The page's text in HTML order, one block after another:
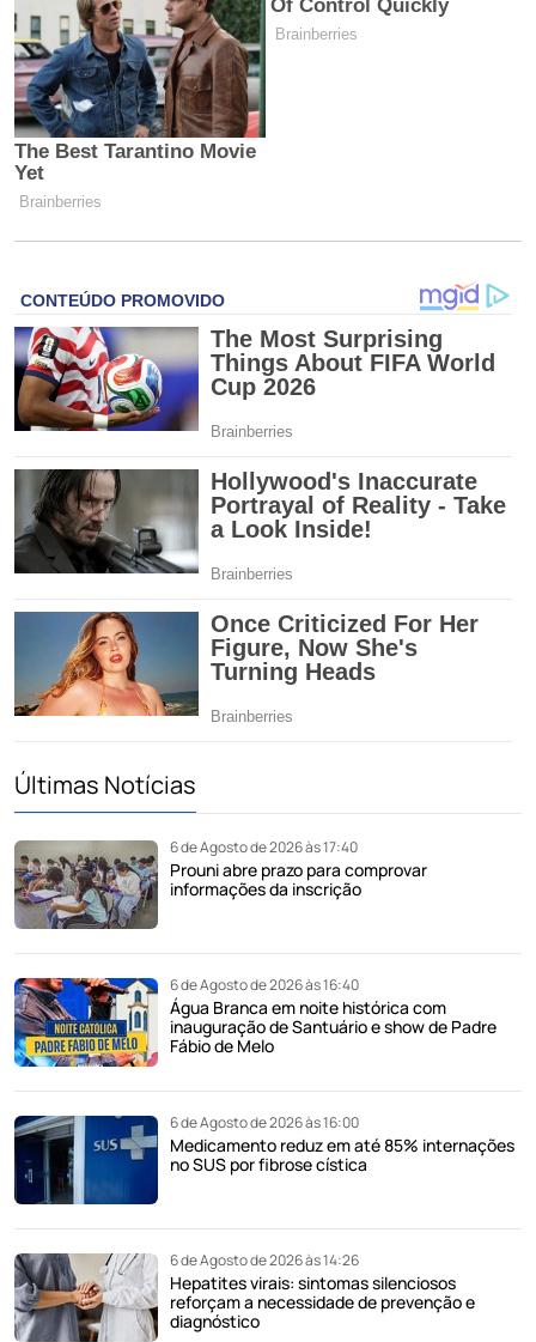
Últimas Notícias
6 de Agosto de 2026 às 17:40
Prouni abre prazo para comprovar
informações da inscrição
6 de Agosto de 2026 às 16:40
Água Branca em noite histórica com
inauguração de Santuário e show de Padre
Fábio de Melo
6 de Agosto de 2026 às 16:00
Medicamento reduz em até 85% internações
no SUS por fibrose cística
6 de Agosto de 2026 às 14:26
Hepatites virais: sintomas silenciosos
reforçam a necessidade de prevenção e
diagnóstico